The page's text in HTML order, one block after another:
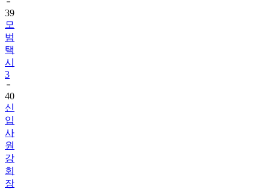
39
모
범
택
시
3
40
신
입
사
원
강
회
장